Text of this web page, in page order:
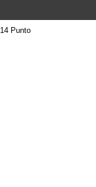
14 Punto